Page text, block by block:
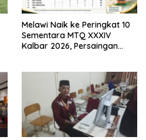
Melawi Naik ke Peringkat 10
Sementara MTQ XXXIV
Kalbar 2026, Persaingan